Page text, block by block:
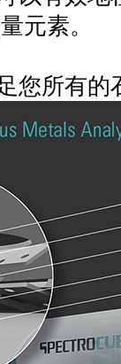
元素。
您所有的